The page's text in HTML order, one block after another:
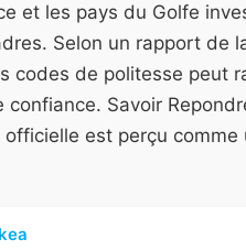
et les pays du Golfe
Selon un rapport de
codes de politesse peut
Savoir
est perçu comme